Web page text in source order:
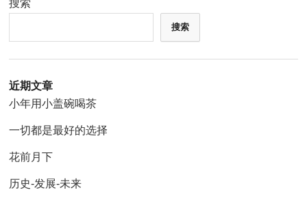
搜索
搜索
近期文章
小年用小盖碗喝茶
一切都是最好的选择
花前月下
历史-发展-未来